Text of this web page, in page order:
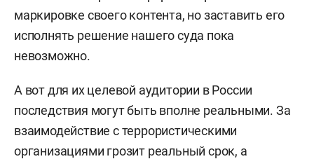
маркировке своего контента, но заставить его
исполнять решение нашего суда пока
невозможно.
А вот для их целевой аудитории в России
последствия могут быть вполне реальными. За
взаимодействие с террористическими
организациями грозит реальный срок, а